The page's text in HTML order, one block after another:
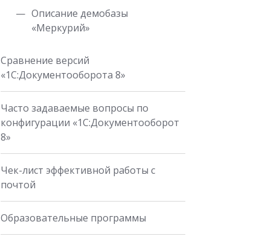
Описание демобазы
«Меркурий»
Сравнение версий
«1С:Документооборота 8»
Часто задаваемые вопросы по
конфигурации «1С:Документооборот
8»
Чек-лист эффективной работы с
почтой
Образовательные программы